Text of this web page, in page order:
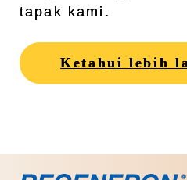
tapak kami.
Ketahui lebih